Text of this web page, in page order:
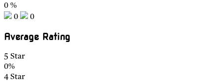
0 %
0
0
Average Rating
5 Star
0%
4 Star